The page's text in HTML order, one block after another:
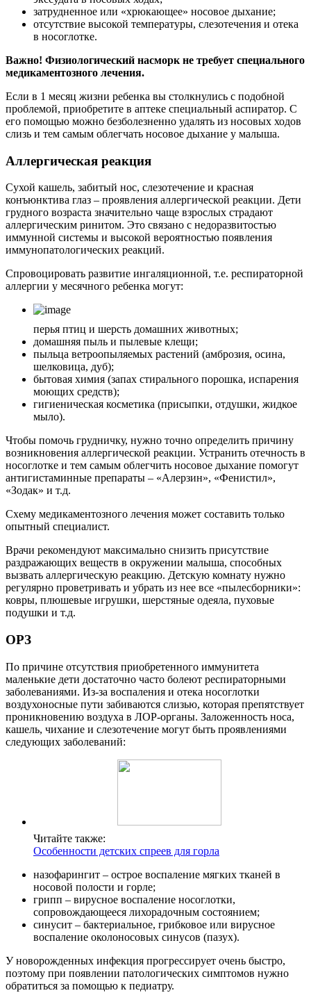
затрудненное или «хрюкающее» носовое дыхание;
отсутствие высокой температуры, слезотечения и отека
в носоглотке.
Важно! Физиологический насморк не требует специального
медикаментозного лечения.
Если в 1 месяц жизни ребенка вы столкнулись с подобной
проблемой, приобретите в аптеке специальный аспиратор. С
его помощью можно безболезненно удалять из носовых ходов
слизь и тем самым облегчать носовое дыхание у малыша.
Аллергическая реакция
Сухой кашель, забитый нос, слезотечение и красная
конъюнктива глаз – проявления аллергической реакции. Дети
грудного возраста значительно чаще взрослых страдают
аллергическим ринитом. Это связано с недоразвитостью
иммунной системы и высокой вероятностью появления
иммунопатологических реакций.
Спровоцировать развитие ингаляционной, т.е. респираторной
аллергии у месячного ребенка могут:
перья птиц и шерсть домашних животных;
домашняя пыль и пылевые клещи;
пыльца ветроопыляемых растений (амброзия, осина,
шелковица, дуб);
бытовая химия (запах стирального порошка, испарения
моющих средств);
гигиеническая косметика (присыпки, отдушки, жидкое
мыло).
Чтобы помочь грудничку, нужно точно определить причину
возникновения аллергической реакции. Устранить отечность в
носоглотке и тем самым облегчить носовое дыхание помогут
антигистаминные препараты – «Алерзин», «Фенистил»,
«Зодак» и т.д.
Схему медикаментозного лечения может составить только
опытный специалист.
Врачи рекомендуют максимально снизить присутствие
раздражающих веществ в окружении малыша, способных
вызвать аллергическую реакцию. Детскую комнату нужно
регулярно проветривать и убрать из нее все «пылесборники»:
ковры, плюшевые игрушки, шерстяные одеяла, пуховые
подушки и т.д.
ОРЗ
По причине отсутствия приобретенного иммунитета
маленькие дети достаточно часто болеют респираторными
заболеваниями. Из-за воспаления и отека носоглотки
воздухоносные пути забиваются слизью, которая препятствует
проникновению воздуха в ЛОР-органы. Заложенность носа,
кашель, чихание и слезотечение могут быть проявлениями
следующих заболеваний:
Читайте также:
Особенности детских спреев для горла
назофарингит – острое воспаление мягких тканей в
носовой полости и горле;
грипп – вирусное воспаление носоглотки,
сопровождающееся лихорадочным состоянием;
синусит – бактериальное, грибковое или вирусное
воспаление околоносовых синусов (пазух).
У новорожденных инфекция прогрессирует очень быстро,
поэтому при появлении патологических симптомов нужно
обратиться за помощью к педиатру.